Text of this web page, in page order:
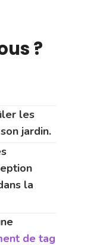
?
les
jardin.
la
de tag